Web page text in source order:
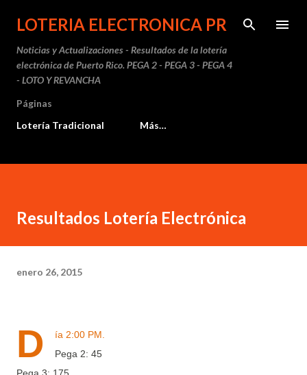
Ir al contenido principal
LOTERIA ELECTRONICA PR
Noticias y Actualizaciones - Resultados de la lotería
electrónica de Puerto Rico. PEGA 2 - PEGA 3 - PEGA 4
- LOTO Y REVANCHA
Páginas
Lotería Tradicional
Más…
Resultados Lotería Electrónica
enero 26, 2015
D
ía 2:00 PM.
Pega 2: 45